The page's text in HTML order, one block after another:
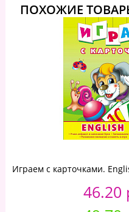
ПОХОЖИЕ
Играем с карточками.
46.20